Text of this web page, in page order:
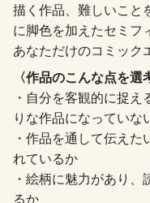
描く作品、難しいこと
に脚色を加えたセミフ
あなただけのコミック
〈作品のこんな点を選
・自分を客観的に捉
りな作品になっていな
・作品を通して伝え
れているか
・絵柄に魅力があり
るか